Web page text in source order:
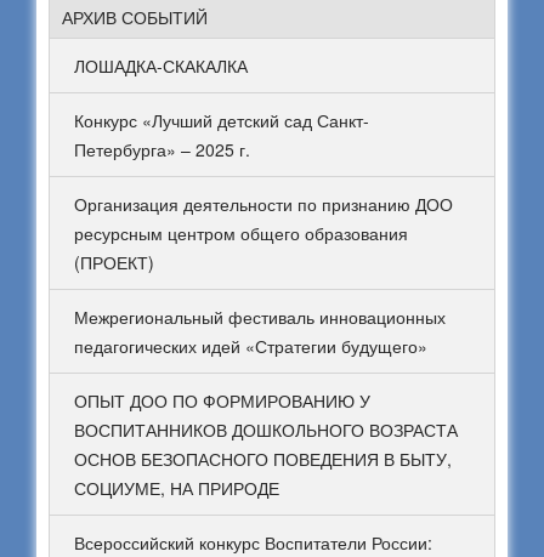
АРХИВ СОБЫТИЙ
ЛОШАДКА-СКАКАЛКА
Конкурс «Лучший детский сад Санкт-
Петербурга» – 2025 г.
Организация деятельности по признанию ДОО
ресурсным центром общего образования
(ПРОЕКТ)
Межрегиональный фестиваль инновационных
педагогических идей «Стратегии будущего»
ОПЫТ ДОО ПО ФОРМИРОВАНИЮ У
ВОСПИТАННИКОВ ДОШКОЛЬНОГО ВОЗРАСТА
ОСНОВ БЕЗОПАСНОГО ПОВЕДЕНИЯ В БЫТУ,
СОЦИУМЕ, НА ПРИРОДЕ
Всероссийский конкурс Воспитатели России: